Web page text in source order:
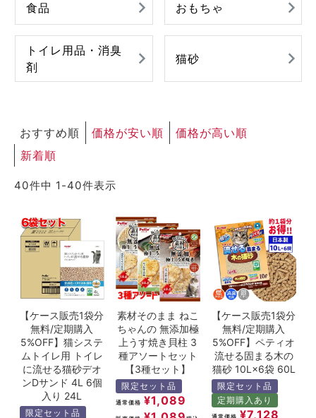
食品 おもちゃ
トイレ用品・消臭
剤
猫砂
おすすめ順 価格が安い順
価格が高い順
新着順
40件中 1 -40件表示
【ケース販売1袋分
無料/定期購入
5%OFF】猫システ
ムトイレ用 トイレ
に流せる猫砂デオ
ンDサンド 4L 6個
入り 24L
限定セット品
素材そのまま ねこ
ちゃんの 無添加極
上うす焼き貝柱 3
種アソートセット
【3種セット】
限定セット品
通常価格 ¥1,089
【ケース販売1袋分
無料/定期購入
5%OFF】ペティオ
流せる固まる木の
猫砂 10L×6袋 60L
限定セット品
定期購入あり
通常価格 ¥7,128